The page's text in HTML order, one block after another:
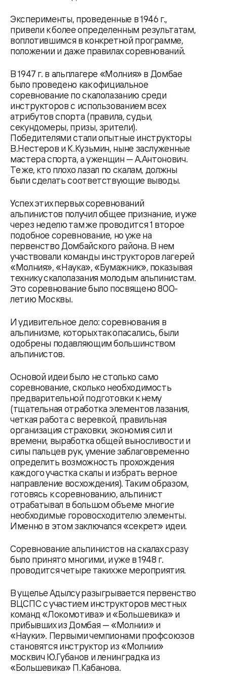
Эксперименты, проведенные в 1946 г.,
привели к более определенным результатам,
воплотившимся в конкретной программе,
положении и даже правилах соревнований.
В 1947 г. в альплагере «Молния» в Домбае
было проведено как официальное
соревнование по скалолазанию среди
инструкторов с использованием всех
атрибутов спорта (правила, судьи,
секундомеры, призы, зрители).
Победителями стали опытные инструкторы
В.Нестеров и К.Кузьмин, ныне заслуженные
мастера спорта, а у женщин — А.Антонович.
Те же, кто плохо лазал по скалам, должны
были сделать соответствующие выводы.
Успех этих первых соревнований
альпинистов получил общее признание, и уже
через неделю там же проводится 1 второе
подобное соревнование, но уже на
первенство Домбайского района. В нем
участвовали команды инструкторов лагерей
«Молния», «Наука», «Бумажник», показывая
технику скалолазания молодым альпинистам.
Это соревнование было посвящено 800-
летию Москвы.
И удивительное дело: соревнования в
альпинизме, которых так опасались, были
одобрены подавляющим большинством
альпинистов.
Основой идеи было не столько само
соревнование, сколько необходимость
предварительной подготовки к нему
(тщательная отработка элементов лазания,
четкая работа с веревкой, правильная
организация страховки, экономия сил и
времени, выработка общей выносливости и
силы пальцев рук, умение заблаговременно
определить возможность прохождения
каждого участка скалы и избрать верное
направление восхождения). Таким образом,
готовясь к соревнованию, альпинист
отрабатывал в большом объеме многие
необходимые горовосходителю элементы.
Именно в этом заключался «секрет» идеи.
Соревнование альпинистов на скалах сразу
было принято многими, и уже в 1948 г.
проводится четыре таких же мероприятия.
В ущелье Адылсу разыгрывается первенство
ВЦСПС с участием инструкторов местных
команд «Локомотива» и «Большевика» и
прибывших из Домбая — «Молнии» и
«Науки». Первыми чемпионами профсоюзов
становятся инструктор из «Молнии»
москвич Ю.Губанов и ленинградка из
«Большевика» П.Кабанова.